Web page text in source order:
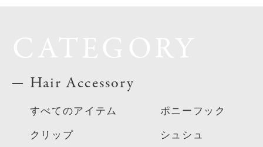
Hair Accessory
すべてのアイテム
クリップ
ポニーフック
シュシュ